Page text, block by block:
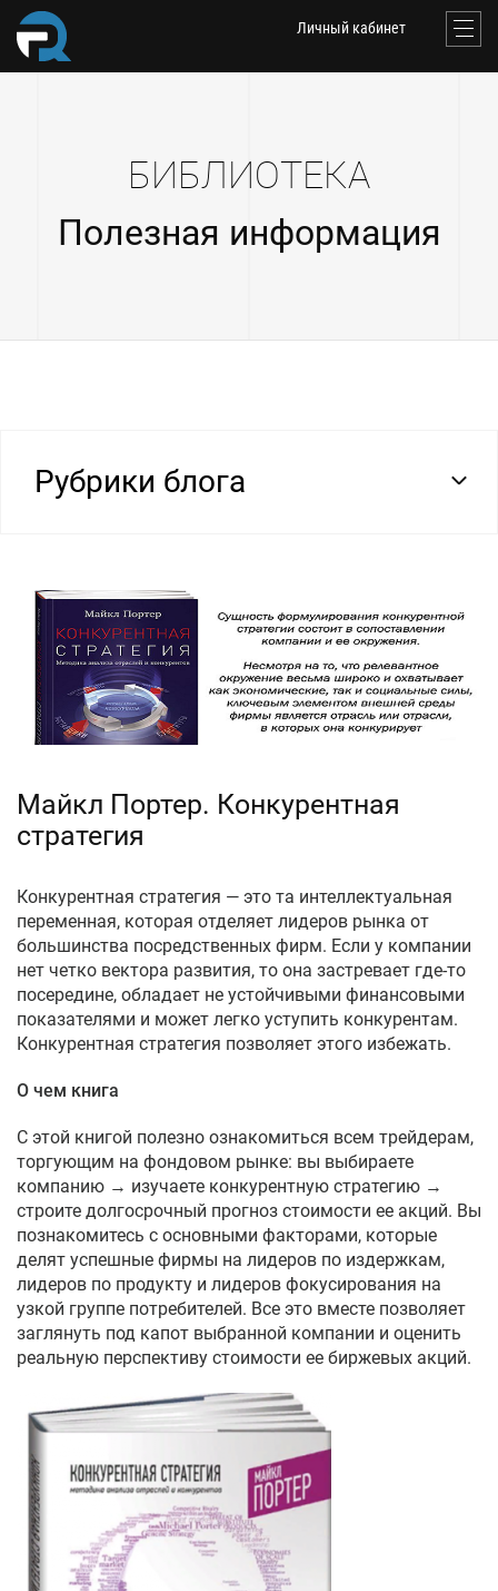
Личный кабинет
БИБЛИОТЕКА
Полезная информация
Рубрики блога
Майкл Портер. Конкурентная
стратегия
Конкурентная стратегия — это та интеллектуальная
переменная, которая отделяет лидеров рынка от
большинства посредственных фирм. Если у компании
нет четко вектора развития, то она застревает где-то
посередине, обладает не устойчивыми финансовыми
показателями и может легко уступить конкурентам.
Конкурентная стратегия позволяет этого избежать.
О чем книга
С этой книгой полезно ознакомиться всем трейдерам,
торгующим на фондовом рынке: вы выбираете
компанию → изучаете конкурентную стратегию →
строите долгосрочный прогноз стоимости ее акций. Вы
познакомитесь с основными факторами, которые
делят успешные фирмы на лидеров по издержкам,
лидеров по продукту и лидеров фокусирования на
узкой группе потребителей. Все это вместе позволяет
заглянуть под капот выбранной компании и оценить
реальную перспективу стоимости ее биржевых акций.